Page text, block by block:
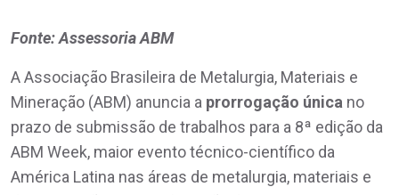
Fonte: Assessoria ABM
A Associação Brasileira de Metalurgia, Materiais e
Mineração (ABM) anuncia a prorrogação única no
prazo de submissão de trabalhos para a 8ª edição da
ABM Week, maior evento técnico-científico da
América Latina nas áreas de metalurgia, materiais e